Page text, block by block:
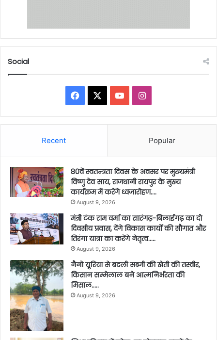
Social
Facebook YouTubeInstagram
Recent Popular
80वें स्वतन्त्रता दिवस के अवसर पर मुख्यमंत्री
विष्णु देव साय, राजधानी रायपुर के मुख्य
कार्यक्रम में करेंगे ध्वजारोहण….
August 9, 2026
मंत्री टंक राम वर्मा का सारंगढ़-बिलाईगढ़ का दो
दिवसीय प्रवास, देंगे विकास कार्यों की सौगात और
तिरंगा यात्रा का करेंगे नेतृत्व…..
August 9, 2026
नैनो यूरिया से बदली सब्जी की खेती की तस्वीर,
किसान सम्मेलाल बने आत्मनिर्भरता की
मिसाल…..
August 9, 2026